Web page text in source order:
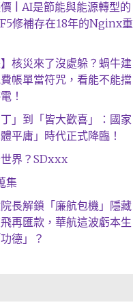
| AI是節能與能源轉型的
修補存在18年的Nginx重
】核災來了沒處躲？蝸牛建
帳單當符咒，看能不能擋
！
」到「皆大歡喜」：國家
平庸」時代正式降臨！
界？SDxxx
集
院長解鎖「廉航包機」隱藏
再匯款，華航這波虧本生
德」？